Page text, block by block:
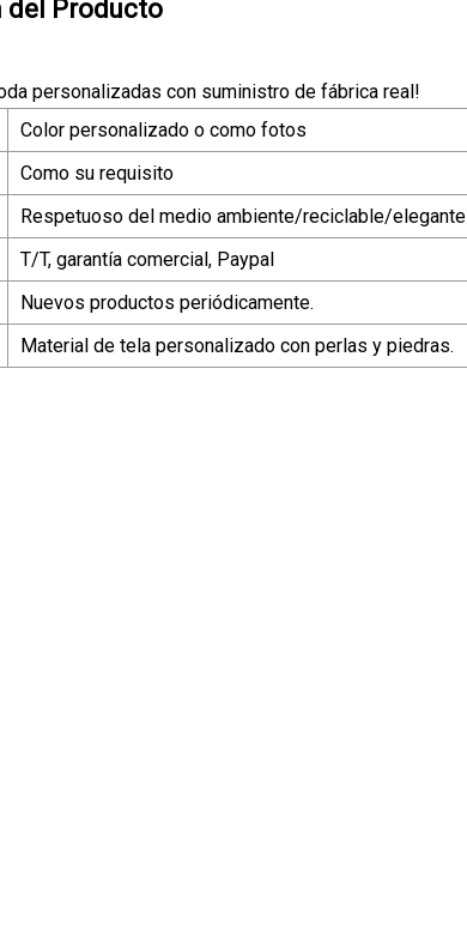
del Producto
personalizadas con suministro de fábrica real!
Color personalizado o como fotos
Como su requisito
Respetuoso del medio ambiente/reciclable/elegante
T/T, garantía comercial, Paypal
Nuevos productos periódicamente.
Material de tela personalizado con perlas y piedras.